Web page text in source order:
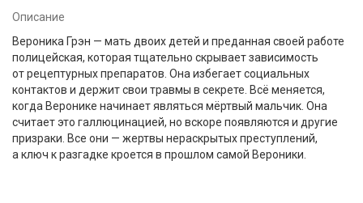
Описание
Вероника Грэн — мать двоих детей и преданная своей работе
полицейская, которая тщательно скрывает зависимость
от рецептурных препаратов. Она избегает социальных
контактов и держит свои травмы в секрете. Всё меняется,
когда Веронике начинает являться мёртвый мальчик. Она
считает это галлюцинацией, но вскоре появляются и другие
призраки. Все они — жертвы нераскрытых преступлений,
а ключ к разгадке кроется в прошлом самой Вероники.